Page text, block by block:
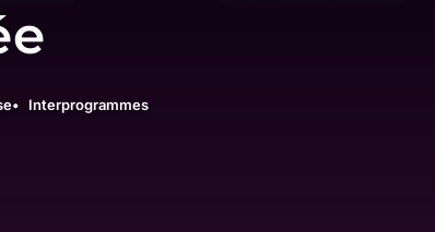
Interprogrammes